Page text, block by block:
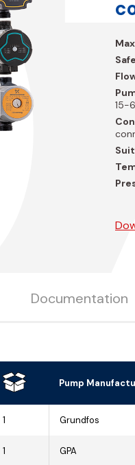
15-
Documentation
Pump
1 Grundfos
1 GPA